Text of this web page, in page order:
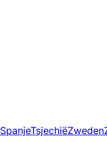
SpanjeTsjechiëZweden